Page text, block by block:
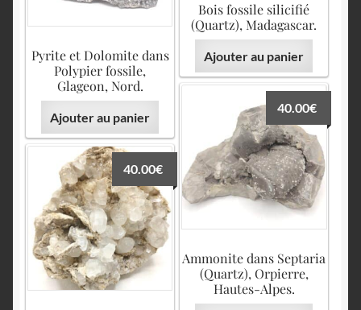
Bois fossile silicifié
(Quartz), Madagascar.
Ajouter au panier
Pyrite et Dolomite dans
Polypier fossile,
Glageon, Nord.
Ajouter au panier
Ammonite dans Septaria
(Quartz), Orpierre,
Hautes-Alpes.
40.00€
40.00€